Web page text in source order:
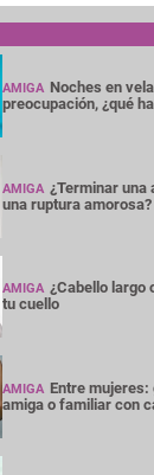
AMIGA Noches en
preocupación, ¿qué
AMIGA ¿Terminar una
una ruptura amorosa?
AMIGA ¿Cabello largo
tu cuello
AMIGA Entre
amiga o familiar con